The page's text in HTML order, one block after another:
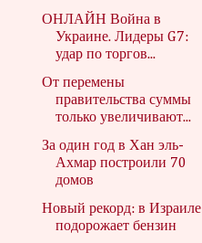
ОНЛАЙН Война в
Украине. Лидеры G7:
удар по торгов...
От перемены
правительства суммы
только увеличивают...
За один год в Хан эль-
Ахмар построили 70
домов
Новый рекорд: в Израиле
подорожает бензин